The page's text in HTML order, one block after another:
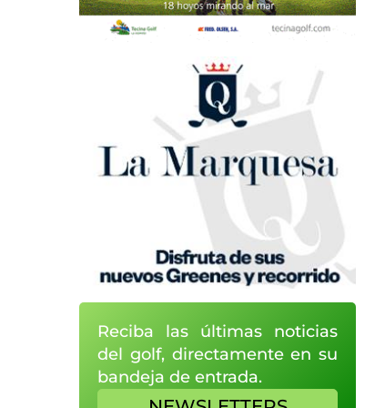
Reciba las últimas noticias
del golf, directamente en su
bandeja de entrada.